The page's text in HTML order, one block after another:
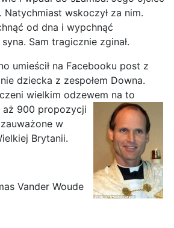
Natychmiast wskoczył za nim.
od dna i wypchnąć
Sam tragicznie zginał.
umieścił na Facebooku post z
dziecka z zespołem Downa.
wielkim odzewem na to
aż 900 propozycji
w
Brytanii.
Vander Woude